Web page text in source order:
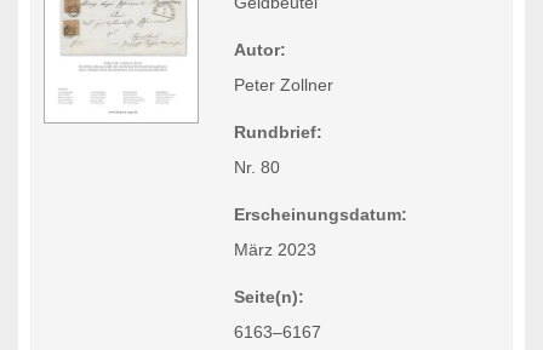
Autor:
Peter Zollner
Rundbrief:
Nr. 80
Erscheinungsdatum:
März 2023
Seite(n):
6163–6167